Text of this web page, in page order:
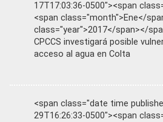
17T17:03:36-0500"><span
<span class="month">Ene</
class="year">2017</span></
CPCCS investigará posible
acceso al agua en Colta
<span class="date time
29T16:26:33-0500"><span